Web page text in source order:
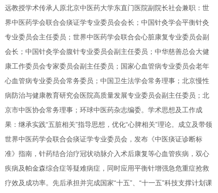
远教授学术传承人原北京中医药大学东直门医院副院长社会兼职：世
界中医药学会联合会痰证学专业委员会会长；中国针灸学会平衡针灸
专业委员会主任委员；世界中医药学会联合会心脏康复专业委员会副
会长；中国针灸学会腹针专业委员会副主任委员；中华慈善总会大健
康工作委员会专家委员会副主任委员；国家心血管病专业委员会老年
心血管病专业委员会常务委员；中国卫生法学会常务理事；北京慢性
病防治与健康教育研究会医院高质量发展专业委员会副主任委员；北
京市中医协会常务理事；环球中医药杂志编委。学术思想及工作成
果：继承实践“五脏相关”指导思想，优化“心脾相关”理论。成立及带领
世界中医药学会联合会痰证学专业委员会，发布《中医痰证诊断标
准》指南，针药结合治疗冠状动脉介入术后康复等心血管疾病，双心
疾病及帕金森综合症等疑难病症，同时应用平衡针增强急危重症抢救
疗效及成功率。先后承担并完成国家“十五”、“十一五”科技支撑计划课